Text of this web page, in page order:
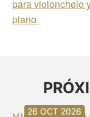
para violonchelo
piano.
30 AUG 2026
30 AUG 2026
13 SEP 2026
20 SEP 2026
20 SEP 2026
26 SEP 2026
03 OCT 2026
16 OCT 2026
26 OCT 2026